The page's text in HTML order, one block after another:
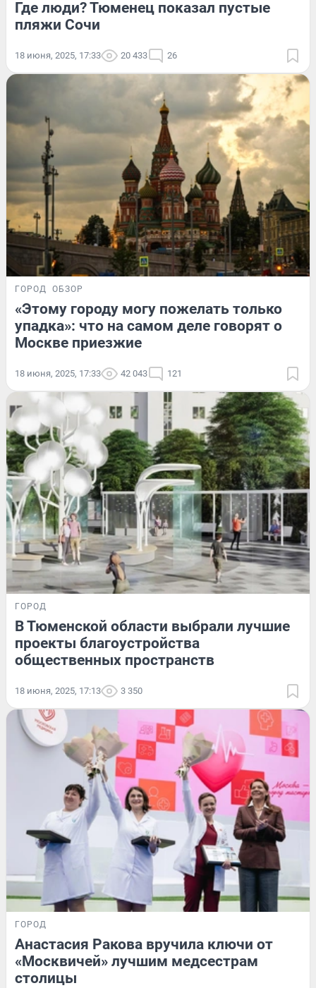
Где люди? Тюменец показал пустые
пляжи Сочи
18 июня, 2025, 17:33 20 433 26
ГОРОД ОБЗОР
«Этому городу могу пожелать только
упадка»: что на самом деле говорят о
Москве приезжие
18 июня, 2025, 17:33 42 043 121
ГОРОД
В Тюменской области выбрали лучшие
проекты благоустройства
общественных пространств
18 июня, 2025, 17:13 3 350
ГОРОД
Анастасия Ракова вручила ключи от
«Москвичей» лучшим медсестрам
столицы